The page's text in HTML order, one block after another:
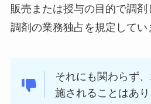
販売または授与の目的で調剤
調剤の業務独占を規定してい
それにも関わらず
施されることはあり